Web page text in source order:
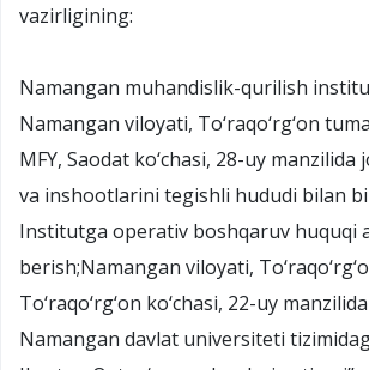
vazirligining:
Namangan muhandislik-qurilish
Namangan viloyati, To‘raqo‘rg‘on
MFY, Saodat ko‘chasi, 28-uy
va inshootlarini tegishli hududi bilan
Institutga operativ boshqaruv huquqi
berish;Namangan viloyati,
To‘raqo‘rg‘on ko‘chasi, 22-uy
Namangan davlat universiteti